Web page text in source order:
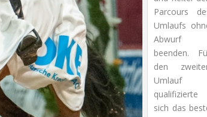
Parcours
Umlaufs
Abwurf
beenden.
den
Umlauf
qualifizierte
sich das